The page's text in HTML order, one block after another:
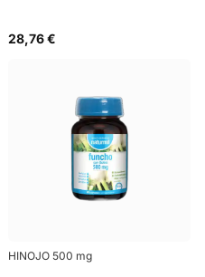
28,76 €
HINOJO 500 mg